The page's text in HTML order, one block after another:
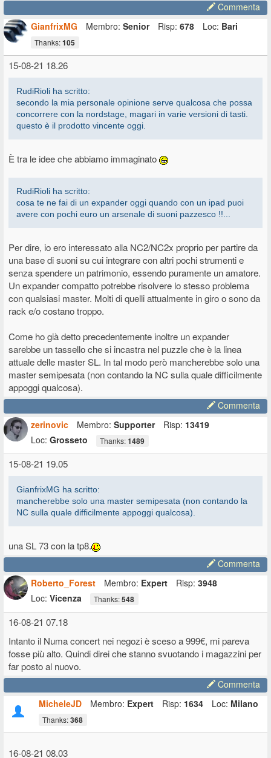
Commenta
GianfrixMG
Membro: Senior Risp: 678 Loc: Bari
Thanks:105
15-08-21 18.26
RudiRioli ha scritto:
secondo la mia personale opinione serve qualcosa che possa
concorrere con la nordstage, magari in varie versioni di tasti.
questo è il prodotto vincente oggi.
È tra le idee che abbiamo immaginato
RudiRioli ha scritto:
cosa te ne fai di un expander oggi quando con un ipad puoi
avere con pochi euro un arsenale di suoni pazzesco !!...
Per dire, io ero interessato alla NC2/NC2x proprio per partire da
una base di suoni su cui integrare con altri pochi strumenti e
senza spendere un patrimonio, essendo puramente un amatore.
Un expander compatto potrebbe risolvere lo stesso problema
con qualsiasi master. Molti di quelli attualmente in giro o sono da
rack e/o costano troppo.
Come ho già detto precedentemente inoltre un expander
sarebbe un tassello che si incastra nel puzzle che è la linea
attuale delle master SL. In tal modo però mancherebbe solo una
master semipesata (non contando la NC sulla quale difficilmente
appoggi qualcosa).
Commenta
zerinovic
Membro: Supporter Risp: 13419
Loc: Grosseto Thanks:1489
15-08-21 19.05
GianfrixMG ha scritto:
mancherebbe solo una master semipesata (non contando la
NC sulla quale difficilmente appoggi qualcosa).
una SL 73 con la tp8.
Commenta
Roberto_Forest
Membro: Expert Risp: 3948
Loc: Vicenza Thanks:548
16-08-21 07.18
Intanto il Numa concert nei negozi è sceso a 999€, mi pareva
fosse più alto. Quindi direi che stanno svuotando i magazzini per
far posto al nuovo.
Commenta
MicheleJD
Membro: Expert Risp: 1634 Loc: Milano
Thanks:368
16-08-21 08.03